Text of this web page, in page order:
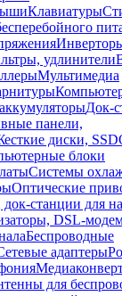
Клавиатуры
удлинители
Мультимедиа
Док-
панели,
диски, SSD
блоки
Системы
Оптические
станции для
DSL-
Беспроводные
адаптеры
для